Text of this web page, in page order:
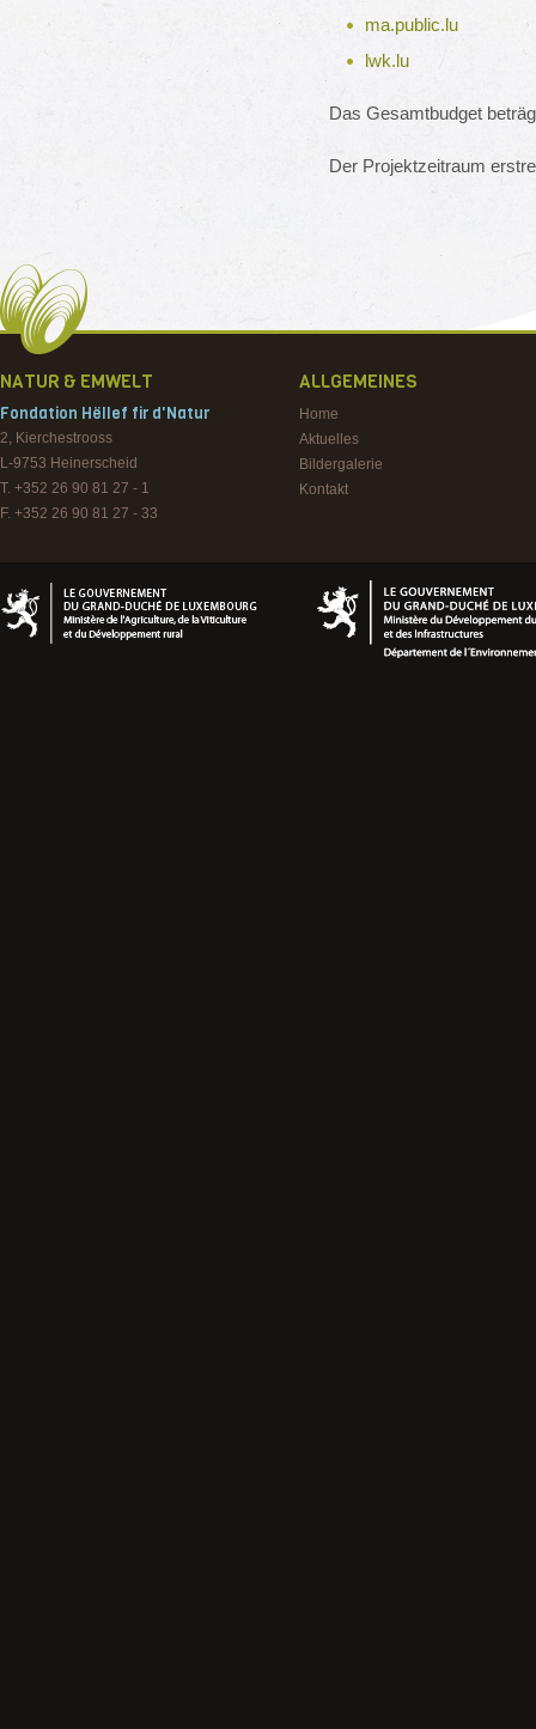
ma.public.lu
lwk.lu
Das Gesamtbudget
Der Projektzeitraum
NATUR & EMWELT
Fondation Hëllef fir d'Natur
2, Kierchestrooss
L-9753 Heinerscheid
T. +352 26 90 81 27 - 1
F. +352 26 90 81 27 - 33
ALLGEMEINES
Home
Aktuelles
Bildergalerie
Kontakt